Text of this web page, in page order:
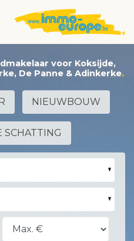
voor Koksijde,
De Panne & Adinkerke
NIEUWBOUW
SCHATTING